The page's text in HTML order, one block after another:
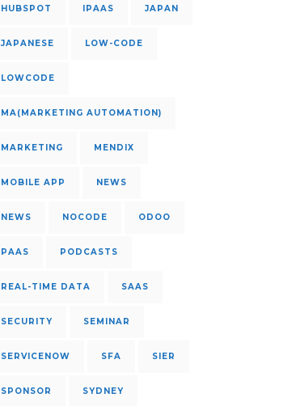
HUBSPOT IPAAS JAPAN
JAPANESE LOW-CODE
LOWCODE
MA(MARKETING AUTOMATION)
MARKETING MENDIX
MOBILE APP NEWS
NEWS NOCODE ODOO
PAAS PODCASTS
REAL-TIME DATA SAAS
SECURITY SEMINAR
SERVICENOW SFA SIER
SPONSOR SYDNEY